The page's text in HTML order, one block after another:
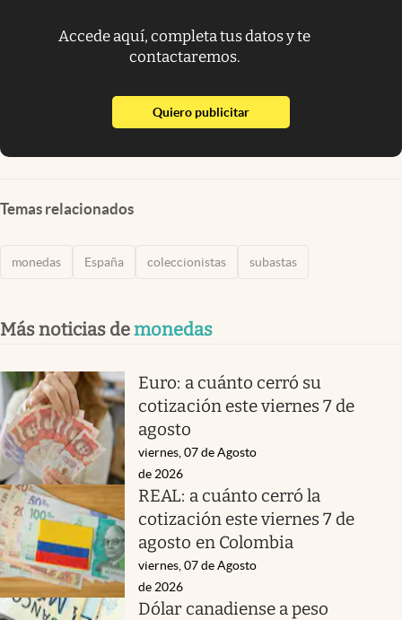
Accede aquí, completa tus datos y te
contactaremos.
Quiero publicitarabre en nueva pestaña
Temas relacionados
monedas España coleccionistas subastas
Más noticias demonedas
Euro: a cuánto cerró su
cotización este viernes 7 de
agosto
viernes, 07 de Agosto
de 2026
REAL: a cuánto cerró la
cotización este viernes 7 de
agosto en Colombia
viernes, 07 de Agosto
de 2026
Dólar canadiense a peso